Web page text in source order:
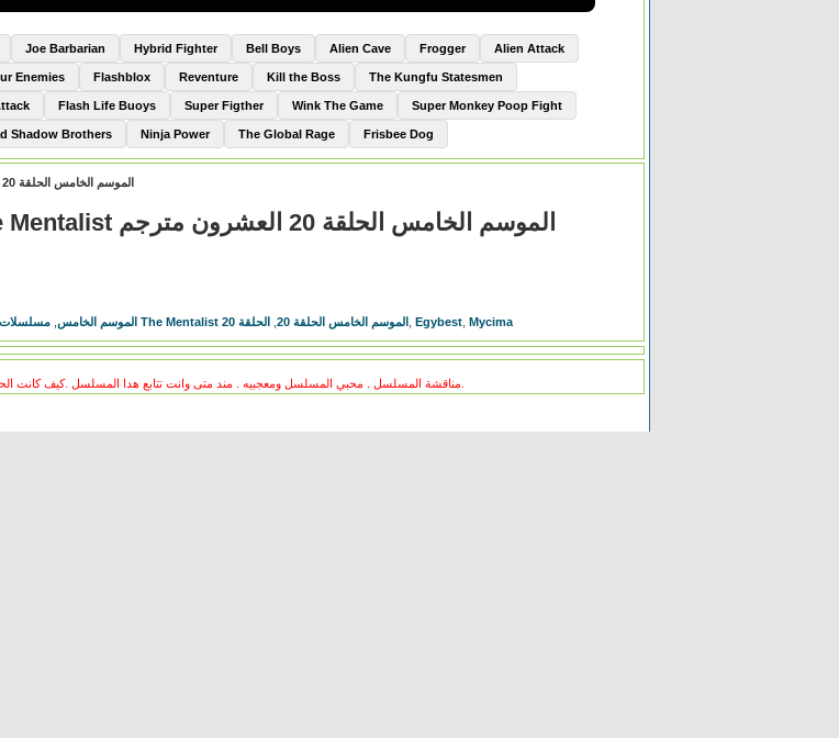
Alien Attack
Frogger
Alien Cave
Bell Boys
Hybrid Fighter
Joe Barbarian
The Kungfu Statesmen
Kill the Boss
Reventure
Flashblox
Enemies
Super Monkey Poop Fight
Wink The Game
Super Figther
Flash Life Buoys
Frisbee Dog
The Global Rage
Ninja Power
Shadow Brothers
مسلسل The Mentalist الموسم الخامس الحلقة 20 العشرون مترجم
مسلسل The Mentalist الموسم الخامس الحلقة 20 العشرون مترجم
مسلسل The Mentalist الموسم الخامس مسلسلات مسلسل The Mentalist الموسم الخامس الحلقة 20 الحلقة 20 Egybest Mycima